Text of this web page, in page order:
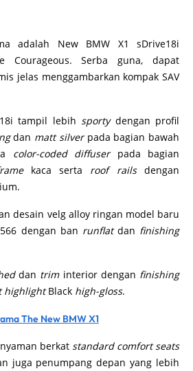
adalah New BMW X1 sDrive18i
Courageous. Serba guna, dapat
jelas menggambarkan kompak SAV
tampil lebih sportydengan profil
dan matt silverpada bagian bawah
color-coded diffuserpada bagian
kaca serta roof railsdengan
desain velg alloy ringan model baru
dengan ban runflatdan finishing
dan triminterior dengan finishing
highlightBlack high-gloss.
The New BMW X1
berkat standard comfort seats
juga penumpang depan yang lebih